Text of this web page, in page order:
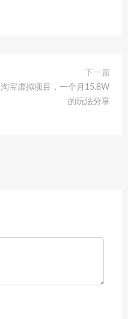
下一篇
淘宝虚拟项目，一个月15.8W
的玩法分享